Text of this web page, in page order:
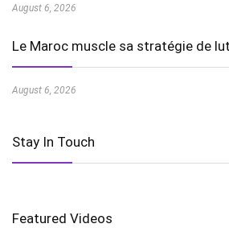
August 6, 2026
Le Maroc muscle sa stratégie de
August 6, 2026
Stay In Touch
Featured Videos